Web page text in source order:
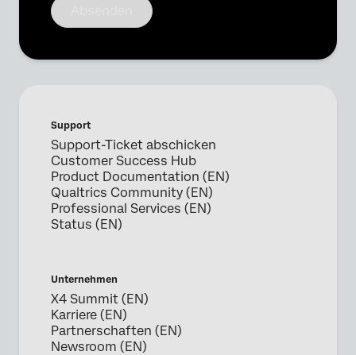
Support
Support-Ticket abschicken
Customer Success Hub
Product Documentation (EN)
Qualtrics Community (EN)
Professional Services (EN)
Status (EN)
Unternehmen
X4 Summit (EN)
Karriere (EN)
Partnerschaften (EN)
Newsroom (EN)